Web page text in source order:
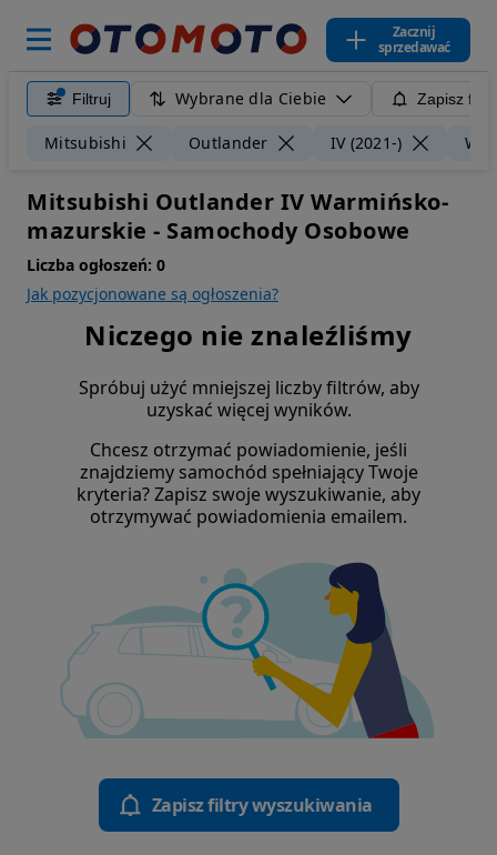
Zacznij
sprzedawać
Filtruj Wybrane dla Ciebie Zapisz
Mitsubishi Outlander IV (2021-)
Mitsubishi Outlander IV Warmińsko-
mazurskie - Samochody Osobowe
Liczba ogłoszeń: 0
Jak pozycjonowane są ogłoszenia?
Niczego nie znaleźliśmy
Spróbuj użyć mniejszej liczby filtrów, aby
uzyskać więcej wyników.
Chcesz otrzymać powiadomienie, jeśli
znajdziemy samochód spełniający Twoje
kryteria? Zapisz swoje wyszukiwanie, aby
otrzymywać powiadomienia emailem.
Zapisz filtry wyszukiwania